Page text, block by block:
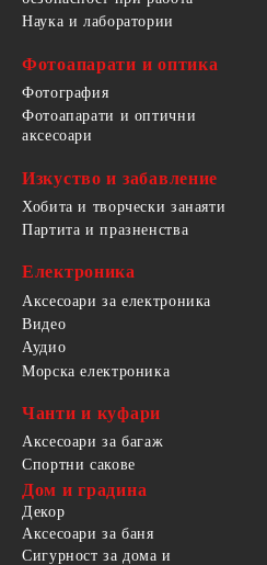
Наука и лаборатории
Фотоапарати и оптика
Фотография
Фотоапарати и оптични
аксесоари
Изкуство и забавление
Хобита и творчески занаяти
Партита и празненства
Електроника
Аксесоари за електроника
Видео
Аудио
Морска електроника
Чанти и куфари
Аксесоари за багаж
Спортни сакове
Дом и градина
Декор
Аксесоари за баня
Сигурност за дома и